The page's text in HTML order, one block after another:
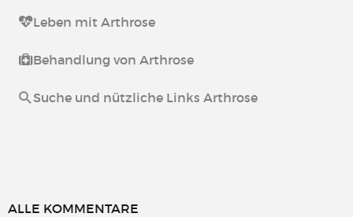
Leben mit Arthrose
Behandlung von Arthrose
Suche und nützliche Links Arthrose
ALLE KOMMENTARE